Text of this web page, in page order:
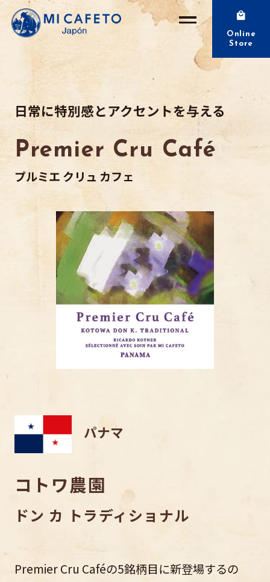
Online
Store
日常に特別感とアクセントを与える
Premier Cru Café
プルミエ クリュ カフェ
パナマ
コトワ農園
ドン カ トラディショナル
Premier Cru Caféの5銘柄目に新登場するの